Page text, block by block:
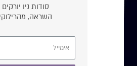
סודות ניו
השראה,